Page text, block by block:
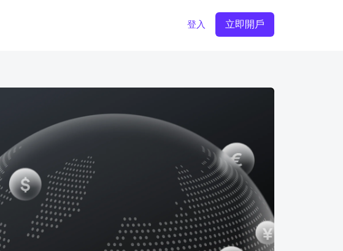
登入 立即開戶